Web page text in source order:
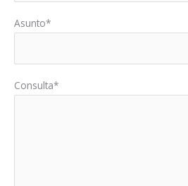
Asunto*
Consulta*